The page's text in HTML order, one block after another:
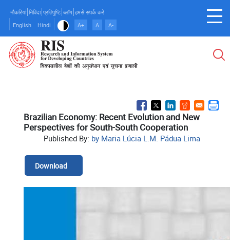
main
content
नौकरियां निविदा प्रतिपुष्टि ब्लॉग हमसे संपर्क करें
English
Hindi A+ A A-
Brazilian Economy: Recent Evolution and New
Perspectives for South-South Cooperation
Published By: by Maria Lúcia L.M. Pádua Lima
Download